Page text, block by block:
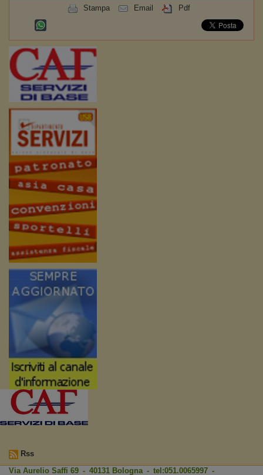
Stampa Email Pdf
Rss
Via Aurelio Saffi 69 - 40131 Bologna - tel:051.0065997 -